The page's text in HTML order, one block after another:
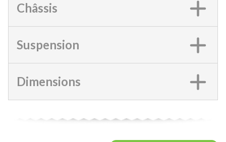
Châssis
Suspension
Dimensions